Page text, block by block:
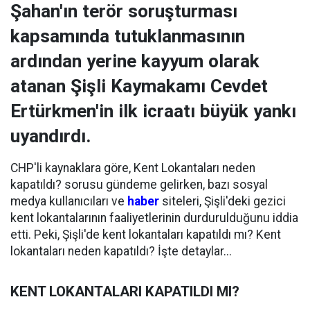
Şahan'ın terör soruşturması
kapsamında tutuklanmasının
ardından yerine kayyum olarak
atanan Şişli Kaymakamı Cevdet
Ertürkmen'in ilk icraatı büyük yankı
uyandırdı.
CHP'li kaynaklara göre, Kent Lokantaları neden
kapatıldı? sorusu gündeme gelirken, bazı sosyal
medya kullanıcıları ve haber siteleri, Şişli'deki gezici
kent lokantalarının faaliyetlerinin durdurulduğunu iddia
etti. Peki, Şişli'de kent lokantaları kapatıldı mı? Kent
lokantaları neden kapatıldı? İşte detaylar...
KENT LOKANTALARI KAPATILDI MI?